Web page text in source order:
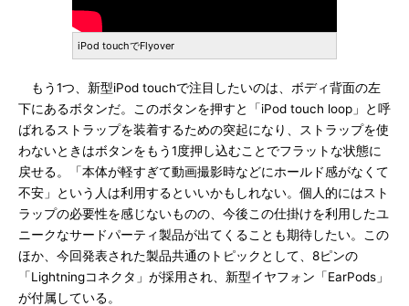
iPod touchでFlyover
もう1つ、新型iPod touchで注目したいのは、ボディ背面の左
下にあるボタンだ。このボタンを押すと「iPod touch loop」と呼
ばれるストラップを装着するための突起になり、ストラップを使
わないときはボタンをもう1度押し込むことでフラットな状態に
戻せる。「本体が軽すぎて動画撮影時などにホールド感がなくて
不安」という人は利用するといいかもしれない。個人的にはスト
ラップの必要性を感じないものの、今後この仕掛けを利用したユ
ニークなサードパーティ製品が出てくることも期待したい。この
ほか、今回発表された製品共通のトピックとして、8ピンの
「Lightningコネクタ」が採用され、新型イヤフォン「EarPods」
が付属している。